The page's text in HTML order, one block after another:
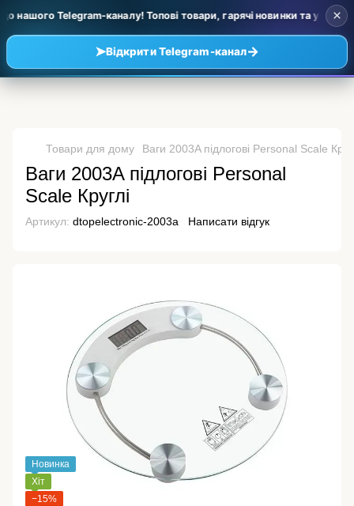
Telegram-каналу! Топові товари, гарячі новинки та уцінка
➤Відкрити Telegram-канал→
×
Товари для дому Ваги 2003A підлогові Personal Scale
Ваги 2003A підлогові Personal
Scale Круглі
Артикул: dtopelectronic-2003a Написати відгук
Новинка
Хіт
−15%